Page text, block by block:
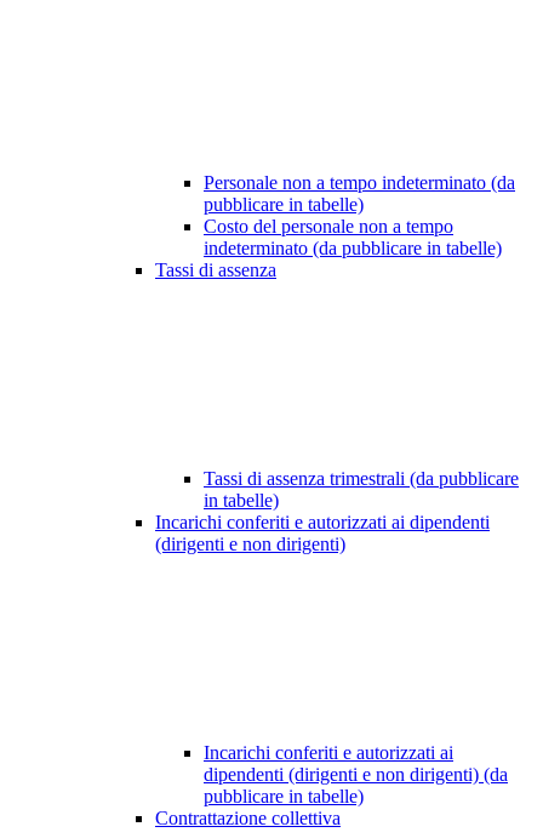
Personale non a tempo indeterminato (da
pubblicare in tabelle)
Costo del personale non a tempo
indeterminato (da pubblicare in tabelle)
Tassi di assenza
Tassi di assenza trimestrali (da pubblicare
in tabelle)
Incarichi conferiti e autorizzati ai dipendenti
(dirigenti e non dirigenti)
Incarichi conferiti e autorizzati ai
dipendenti (dirigenti e non dirigenti) (da
pubblicare in tabelle)
Contrattazione collettiva